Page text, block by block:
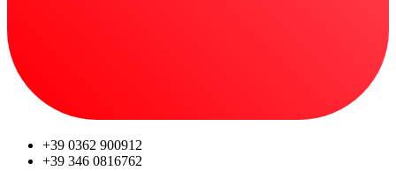
+39 0362 900912
+39 346 0816762